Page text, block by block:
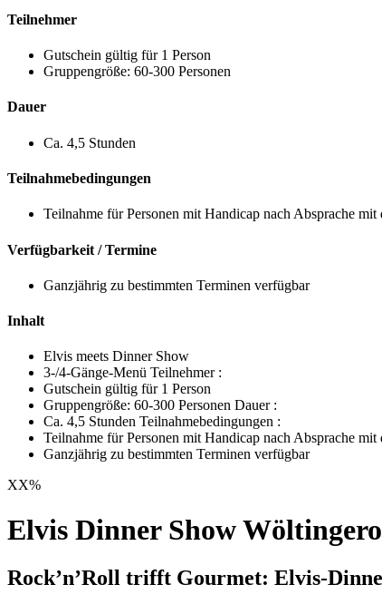
Teilnehmer
Gutschein gültig für 1 Person
Gruppengröße: 60-300 Personen
Dauer
Ca. 4,5 Stunden
Teilnahmebedingungen
Teilnahme für Personen mit Handicap nach Absprache mit
Verfügbarkeit / Termine
Ganzjährig zu bestimmten Terminen verfügbar
Inhalt
Elvis meets Dinner Show
3-/4-Gänge-Menü Teilnehmer :
Gutschein gültig für 1 Person
Gruppengröße: 60-300 Personen Dauer :
Ca. 4,5 Stunden Teilnahmebedingungen :
Teilnahme für Personen mit Handicap nach Absprache
Ganzjährig zu bestimmten Terminen verfügbar
XX%
Elvis Dinner Show
Rock’n’Roll trifft Gourmet: Elvis-